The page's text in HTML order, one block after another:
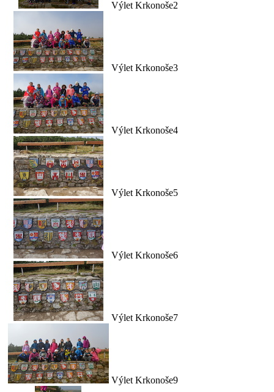
Výlet Krkonoše2
Výlet Krkonoše3
Výlet Krkonoše4
Výlet Krkonoše5
Výlet Krkonoše6
Výlet Krkonoše7
Výlet Krkonoše9